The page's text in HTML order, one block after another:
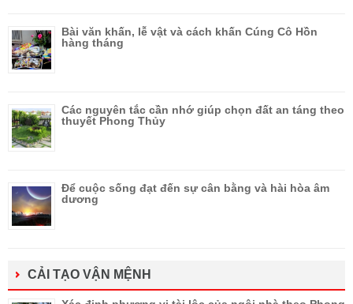
Bài văn khấn, lễ vật và cách khấn Cúng Cô Hồn
hàng tháng
Các nguyên tắc cần nhớ giúp chọn đất an táng theo
thuyết Phong Thủy
Để cuộc sống đạt đến sự cân bằng và hài hòa âm
dương
CẢI TẠO VẬN MỆNH